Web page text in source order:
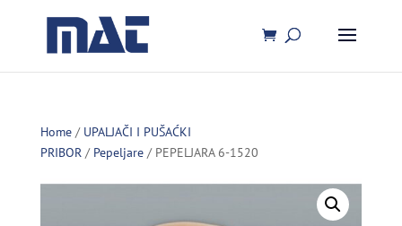
Home/ UPALJAČI I PUŠAĆKI
PRIBOR/ Pepeljare/ PEPELJARA 6-1520